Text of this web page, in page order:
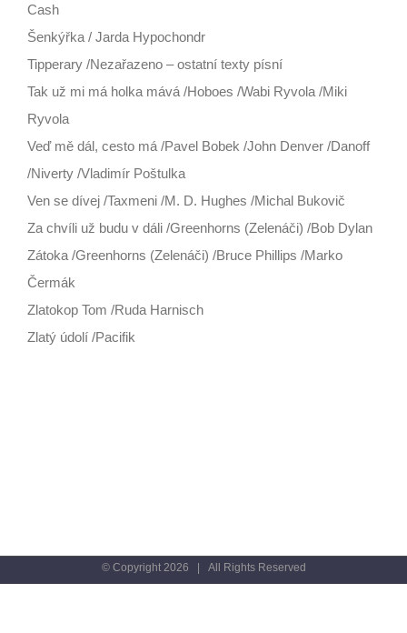
Cash
Šenkýřka / Jarda Hypochondr
Tipperary /Nezařazeno – ostatní texty písní
Tak už mi má holka mává /Hoboes /Wabi Ryvola /Miki
Ryvola
Veď mě dál, cesto má /Pavel Bobek /John Denver /Danoff
/Niverty /Vladimír Poštulka
Ven se dívej /Taxmeni /M. D. Hughes /Michal Bukovič
Za chvíli už budu v dáli /Greenhorns (Zelenáči) /Bob Dylan
Zátoka /Greenhorns (Zelenáči) /Bruce Phillips /Marko
Čermák
Zlatokop Tom /Ruda Harnisch
Zlatý údolí /Pacifik
© Copyright 2026 | All Rights Reserved